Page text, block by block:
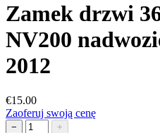
Zamek drzwi
NV200
2012
€15.00
Zaoferuj swoją cenę
− +